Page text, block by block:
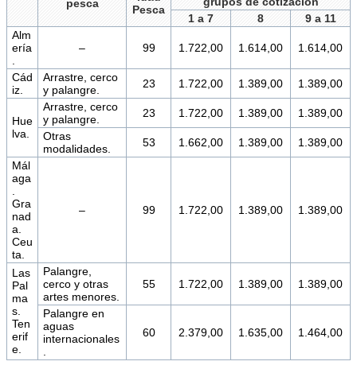
pesca
Pesca
1 a 7
8
9 a 11
Alm
ería
– 99 1.722,00 1.614,00 1.614,00
Cád
iz.
Arrastre, cerco
y palangre.
23 1.722,00 1.389,00 1.389,00
Hue
lva.
Arrastre, cerco
y palangre.
23 1.722,00 1.389,00
1.389,00
Otras
modalidades.
53 1.662,00 1.389,00
1.389,00
Mál
aga
Gra
nad
a.
Ceu
ta.
– 99 1.722,00 1.389,00 1.389,00
Las
Pal
ma
s.
Ten
erif
e.
Palangre,
cerco y otras
artes menores.
55 1.722,00 1.389,00 1.389,00
Palangre en
aguas
internacionales
60 2.379,00 1.635,00 1.464,00